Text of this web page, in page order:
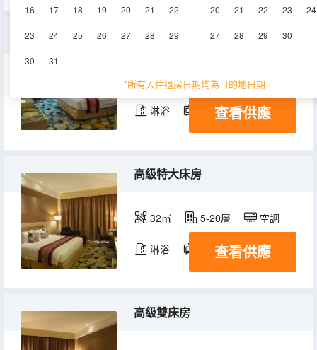
16 17 18 19 20 21 22
23 24 25 26 27 28 29
30 31
20 21 22 23 24
27 28 29 30
*所有入住退房日期均為目的地日期
豪華特大床房
32㎡ 5-20層 空調
淋浴 電視機 冰箱
查看供應
高級特大床房
32㎡ 5-20層 空調
淋浴 電視機 冰箱
查看供應
高級雙床房